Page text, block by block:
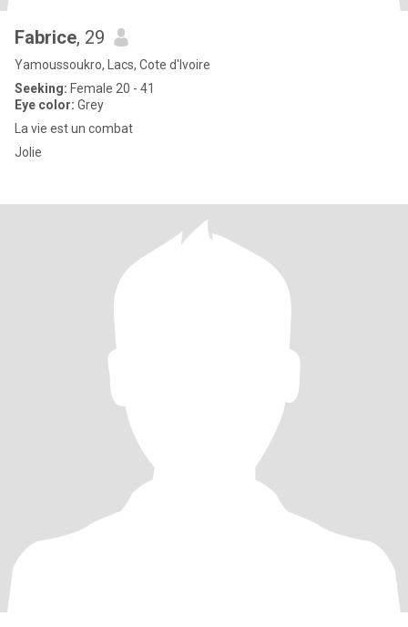
Fabrice, 29
Yamoussoukro, Lacs, Cote d'Ivoire
Seeking: Female 20 - 41
Eye color: Grey
La vie est un combat
Jolie